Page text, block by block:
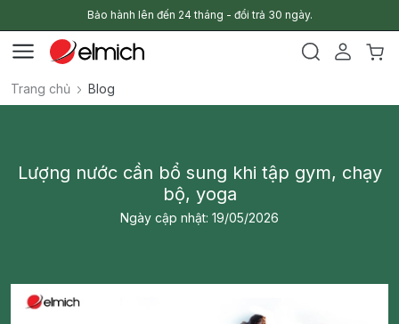
Bảo hành lên đến 24 tháng - đổi trả 30 ngày.
Trang chủ Blog
Lượng nước cần bổ sung khi tập gym, chạy
bộ, yoga
Ngày cập nhật: 19/05/2026